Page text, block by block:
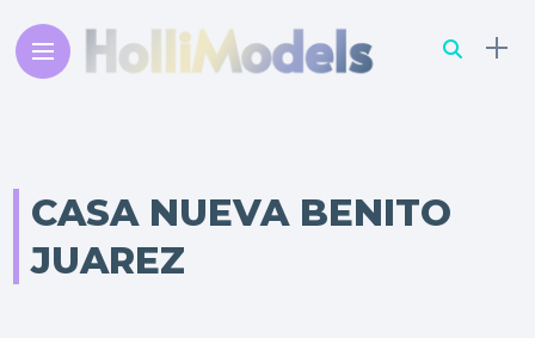
CASA NUEVA BENITO
JUAREZ